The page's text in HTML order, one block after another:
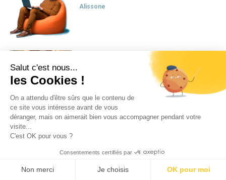
Salut c'est nous...
les Cookies !
On a attendu d'être sûrs que le contenu de
ce site vous intéresse avant de vous
déranger, mais on aimerait bien vous accompagner pendant votre
visite...
C'est OK pour vous ?
Consentements certifiés par
Non merci Je choisis OK pour moi
Alissone
L’apprenant contributeur ?
Alissone